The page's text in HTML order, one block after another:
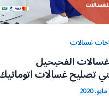
غسالات
الفحيحيل